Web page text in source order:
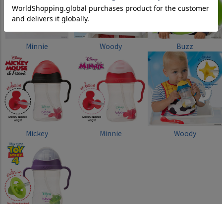
Minnie Woody Buzz
Mickey Minnie Woody